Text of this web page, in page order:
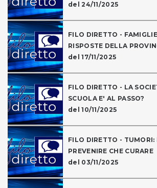
del 24/11/2025
FILO DIRETTO -
RISPOSTE DELLA
del 17/11/2025
FILO DIRETTO - LA
SCUOLA E' AL PASSO?
del 10/11/2025
FILO DIRETTO - TUMORI:
PREVENIRE CHE CURARE
del 03/11/2025